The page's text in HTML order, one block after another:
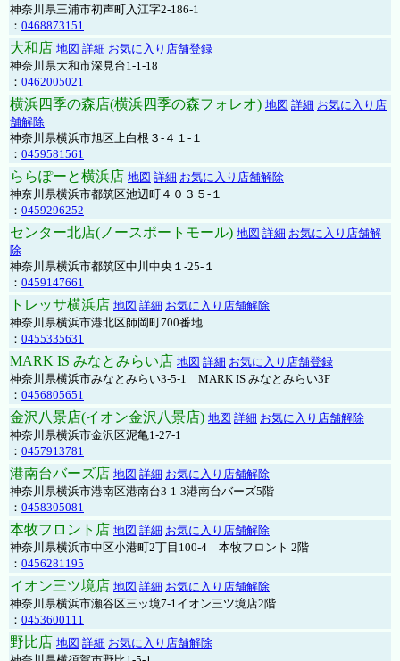
神奈川県三浦市初声町入江字2-186-1
： 0468873151
大和店 地図 詳細 お気に入り店舗登録
神奈川県大和市深見台1-1-18
： 0462005021
横浜四季の森店(横浜四季の森フォレオ) 地図 詳細 お気に入り店
舗解除
神奈川県横浜市旭区上白根３-４１-１
： 0459581561
ららぽーと横浜店 地図 詳細 お気に入り店舗解除
神奈川県横浜市都筑区池辺町４０３５-１
： 0459296252
センター北店(ノースポートモール) 地図 詳細 お気に入り店舗解
除
神奈川県横浜市都筑区中川中央１-25-１
： 0459147661
トレッサ横浜店 地図 詳細 お気に入り店舗解除
神奈川県横浜市港北区師岡町700番地
： 0455335631
MARK IS みなとみらい店 地図 詳細 お気に入り店舗登録
神奈川県横浜市みなとみらい3-5-1 MARK IS みなとみらい3F
： 0456805651
金沢八景店(イオン金沢八景店) 地図 詳細 お気に入り店舗解除
神奈川県横浜市金沢区泥亀1-27-1
： 0457913781
港南台バーズ店 地図 詳細 お気に入り店舗解除
神奈川県横浜市港南区港南台3-1-3港南台バーズ5階
： 0458305081
本牧フロント店 地図 詳細 お気に入り店舗解除
神奈川県横浜市中区小港町2丁目100-4 本牧フロント 2階
： 0456281195
イオン三ツ境店 地図 詳細 お気に入り店舗解除
神奈川県横浜市瀬谷区三ッ境7-1イオン三ツ境店2階
： 0453600111
野比店 地図 詳細 お気に入り店舗解除